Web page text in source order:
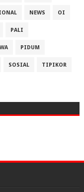
NEWS OI
PALI
PIDUM
SOSIAL TIPIKOR